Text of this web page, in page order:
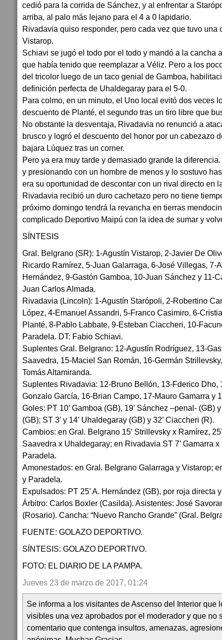
cedió para la corrida de Sánchez, y al enfrentar a
arriba, al palo más lejano para el 4 a 0 lapidario.
Rivadavia quiso responder, pero cada vez que tuvo una
Vistarop.
Schiavi se jugó el todo por el todo y mandó a la cancha
que había tenido que reemplazar a Véliz. Pero a los
del tricolor luego de un taco genial de Gamboa,
definición perfecta de Uhaldegaray para el 5-0.
Para colmo, en un minuto, el Uno local evitó dos veces
descuento de Planté, el segundo tras un tiro libre que
No obstante la desventaja, Rivadavia no renunció a
brusco y logró el descuento del honor por un cabezazo
bajara Lúquez tras un corner.
Pero ya era muy tarde y demasiado grande la
y presionando con un hombre de menos y lo sostuvo
era su oportunidad de descontar con un rival directo en
Rivadavia recibió un duro cachetazo pero no tiene
próximo domingo tendrá la revancha en tierras
complicado Deportivo Maipú con la idea de sumar y
SÍNTESIS
Gral. Belgrano (SR): 1-Agustín Vistarop, 2-Javier De
Ricardo Ramírez, 5-Juan Galarraga, 6-José Villegas, 7-
Hernández, 9-Gastón Gamboa, 10-Juan Sánchez y 11-
Juan Carlos Almada.
Rivadavia (Lincoln): 1-Agustín Starópoli, 2-Robertino
López, 4-Emanuel Assandri, 5-Franco Casimiro, 6-
Planté, 8-Pablo Labbate, 9-Esteban Ciaccheri, 10-
Paradela. DT: Fabio Schiavi.
Suplentes Gral. Belgrano: 12-Agustín Rodríguez, 13-
Saavedra, 15-Maciel San Román, 16-Germán
Tomás Altamiranda.
Suplentes Rivadavia: 12-Bruno Bellón, 13-Fderico Dho,
Gonzalo García, 16-Brian Campo, 17-Mauro Gamarra y
Goles: PT 10’ Gamboa (GB), 19’ Sánchez –penal- (GB)
(GB); ST 3’ y 14’ Uhaldegaray (GB) y 32’ Ciaccheri (R).
Cambios: en Gral. Belgrano 15’ Strillevsky x Ramírez,
Saavedra x Uhaldegaray; en Rivadavia ST 7’ Gamarra x
Paradela.
Amonestados: en Gral. Belgrano Galarraga y Vistarop;
y Paradela.
Expulsados: PT 25’ A. Hernández (GB), por roja directa
Árbitro: Carlos Boxler (Casilda). Asistentes: José
(Rosario). Cancha: “Nuevo Rancho Grande” (Gral.
FUENTE: GOLAZO DEPORTIVO.
SÍNTESIS: GOLAZO DEPORTIVO.
FOTO: EL DIARIO DE LA PAMPA.
Jueves 23 de marzo de 2017, 01:24
Se informa a los visitantes de Ascenso del Interior que
visibles una vez aprobados por el moderador y que no
comentario que contenga insultos, amenazas,